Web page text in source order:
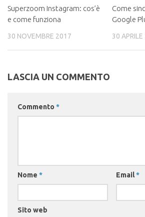
Superzoom Instagram: cos’è
e come funziona
30 NOVEMBRE 2017
Come
Google
30
LASCIA UN COMMENTO
Commento *
Nome * Email*
Sito web